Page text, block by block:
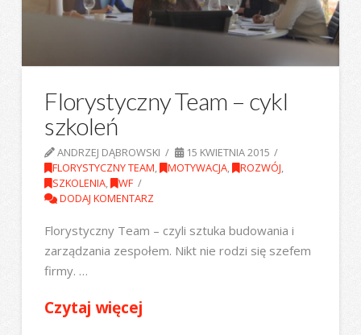
Florystyczny Team – cykl
szkoleń
ANDRZEJ DĄBROWSKI
15 KWIETNIA 2015
FLORYSTYCZNY TEAM, MOTYWACJA, ROZWÓJ,
SZKOLENIA, WF
DODAJ KOMENTARZ
Florystyczny Team – czyli sztuka budowania i
zarządzania zespołem. Nikt nie rodzi się szefem
firmy. …
Czytaj więcej